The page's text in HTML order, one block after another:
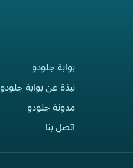
بوابة جلودو
نبذة عن بوابة جلودو
مدونة جلودو
اتصل بنا